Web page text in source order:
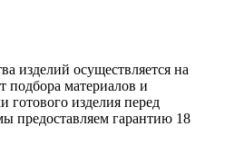
изделий осуществляется на
подбора материалов и
изделия перед
предоставляем гарантию 18